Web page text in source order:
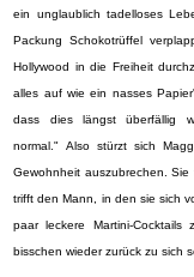
ein unglaublich tadelloses
Packung Schokotrüffel
Hollywood in die Freiheit
alles auf wie ein nasses
dass dies längst überfällig
normal."Also stürzt sich
Gewohnheit auszubrechen.
trifft den Mann, in den sie sich
paar leckere Martini-
bisschen wieder zurück zu sich